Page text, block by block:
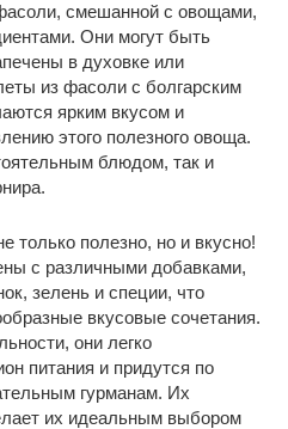
смешанной с овощами,
Они могут быть
в духовке или
из фасоли с болгарским
ярким вкусом и
этого полезного овоща.
блюдом, так и
только полезно, но и вкусно!
с различными добавками,
зелень и специи, что
вкусовые сочетания.
они легко
питания и придутся по
гурманам. Их
их идеальным выбором